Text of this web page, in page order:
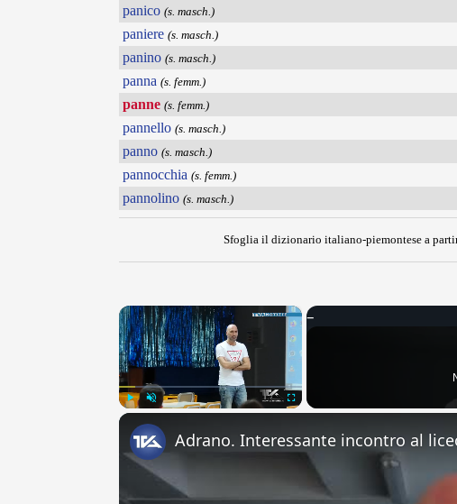
panico (s. masch.)
paniere (s. masch.)
panino (s. masch.)
panna (s. femm.)
panne (s. femm.)
pannello (s. masch.)
panno (s. masch.)
pannocchia (s. femm.)
pannolino (s. masch.)
Sfoglia il dizionario italiano-piemontese a
×